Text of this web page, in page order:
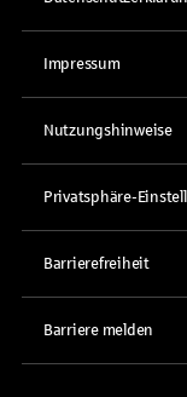
Impressum
Nutzungshinweise
Privatsphäre-
Barrierefreiheit
Barriere melden